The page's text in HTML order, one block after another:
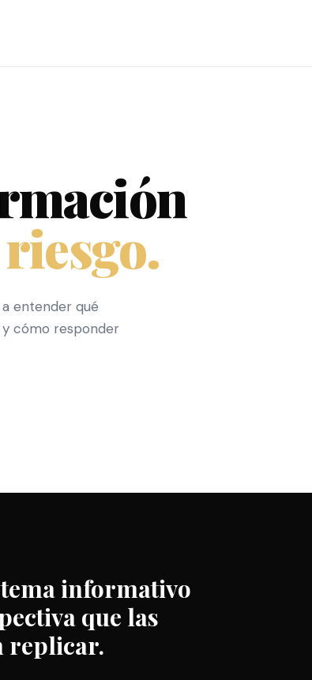
riesgo.
entender qué
y cómo responder
informativo
que las
replicar.